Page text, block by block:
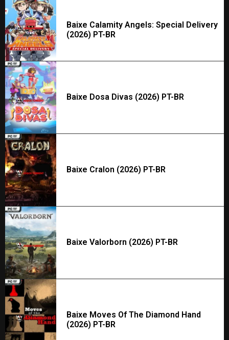
Baixe Calamity Angels: Special Delivery
(2026) PT-BR
Baixe Dosa Divas (2026) PT-BR
Baixe Cralon (2026) PT-BR
Baixe Valorborn (2026) PT-BR
Baixe Moves Of The Diamond Hand
(2026) PT-BR